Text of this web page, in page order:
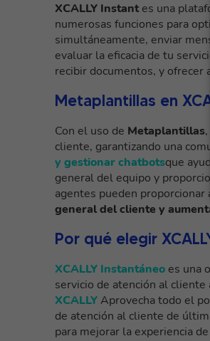
XCALLY Instantes una
numerosas funciones para
simultáneamente, enviar
evaluar la eficacia de tu
recibir documentos, y ofrecer
Metaplantillas en
Con el uso de Metaplantillas
cliente, garantizando una
y gestionar chatbotsque
general del equipo y
agentes pueden proporcionar
general del cliente y
Por qué elegir
XCALLY Instantáneo es una
servicio de atención al
XCALLYAprovecha todo el
de atención al cliente de
para mejorar la experiencia